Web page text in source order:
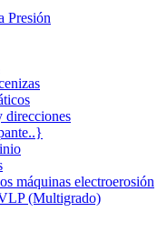
Presión
direcciones
máquinas electroerosión
(Multigrado)